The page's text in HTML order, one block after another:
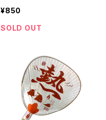
¥850
SOLD OUT